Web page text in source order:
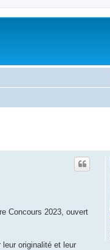
Concours 2023, ouvert
originalité et leur